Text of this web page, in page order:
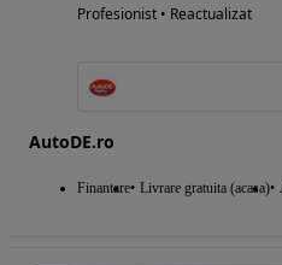
Profesionist • Reactualizat
AutoDE.ro
Finantare Livrare gratuita (acasa)